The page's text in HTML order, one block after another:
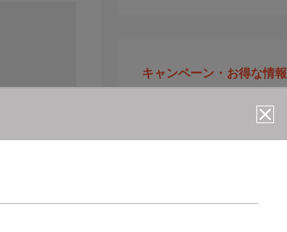
キャンペーン・お得な情報